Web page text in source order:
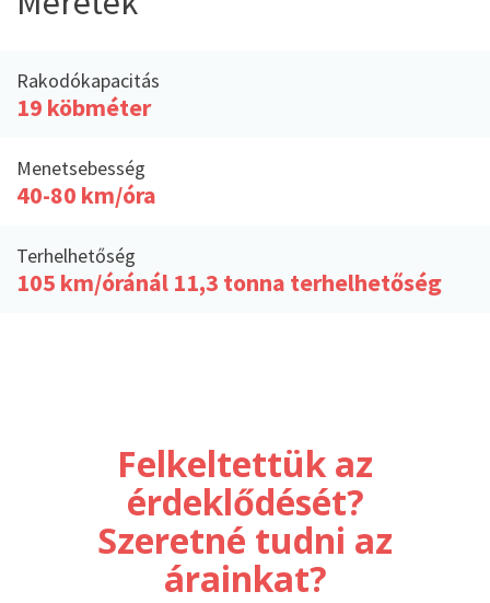
Rakodókapacitás
19 köbméter
Menetsebesség
40-80 km/óra
Terhelhetőség
105 km/óránál 11,3 tonna terhelhetőség
Felkeltettük az
érdeklődését?
Szeretné tudni az
árainkat?